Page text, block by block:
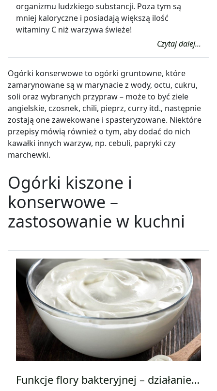
organizmu ludzkiego substancji. Poza tym są
mniej kaloryczne i posiadają większą ilość
witaminy C niż warzywa świeże!
Czytaj dalej...
Ogórki konserwowe to ogórki gruntowne, które
zamarynowane są w marynacie z wody, octu, cukru,
soli oraz wybranych przypraw – może to być ziele
angielskie, czosnek, chili, pieprz, curry itd., następnie
zostają one zawekowane i spasteryzowane. Niektóre
przepisy mówią również o tym, aby dodać do nich
kawałki innych warzyw, np. cebuli, papryki czy
marchewki.
Ogórki kiszone i
konserwowe –
zastosowanie w kuchni
Funkcje flory bakteryjnej – działanie…